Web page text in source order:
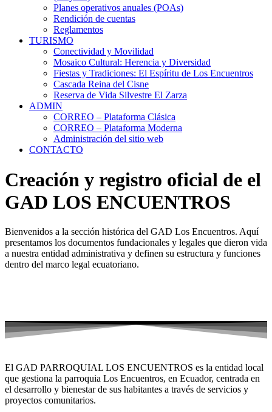
Planes operativos anuales (POAs)
Rendición de cuentas
Reglamentos
TURISMO
Conectividad y Movilidad
Mosaico Cultural: Herencia y Diversidad
Fiestas y Tradiciones: El Espíritu de Los Encuentros
Cascada Reina del Cisne
Reserva de Vida Silvestre El Zarza
ADMIN
CORREO – Plataforma Clásica
CORREO – Plataforma Moderna
Administración del sitio web
CONTACTO
Creación y registro oficial de el
GAD LOS ENCUENTROS
Bienvenidos a la sección histórica del GAD Los Encuentros. Aquí
presentamos los documentos fundacionales y legales que dieron vida
a nuestra entidad administrativa y definen su estructura y funciones
dentro del marco legal ecuatoriano.
El GAD PARROQUIAL LOS ENCUENTROS es la entidad local
que gestiona la parroquia Los Encuentros, en Ecuador, centrada en
el desarrollo y bienestar de sus habitantes a través de servicios y
proyectos comunitarios.